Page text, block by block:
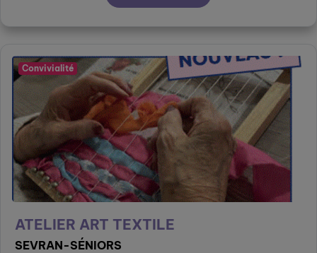
Convivialité
ATELIER ART TEXTILE
SEVRAN-SÉNIORS